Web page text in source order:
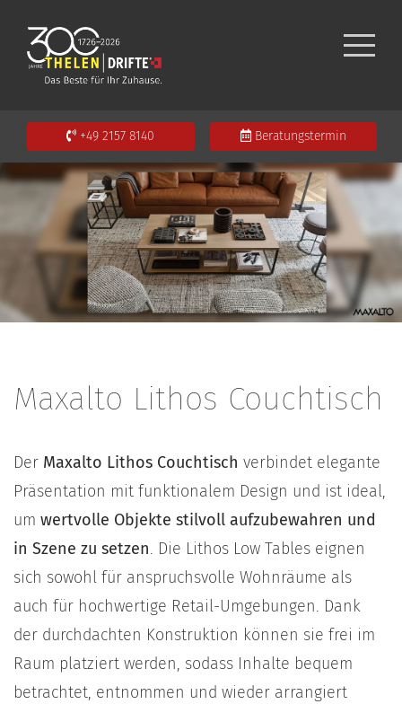
+49 2157 8140 Beratungstermin
Maxalto Lithos Couchtisch
Der Maxalto Lithos Couchtisch verbindet elegante
Präsentation mit funktionalem Design und ist ideal,
um wertvolle Objekte stilvoll aufzubewahren und
in Szene zu setzen. Die Lithos Low Tables eignen
sich sowohl für anspruchsvolle Wohnräume als
auch für hochwertige Retail-Umgebungen. Dank
der durchdachten Konstruktion können sie frei im
Raum platziert werden, sodass Inhalte bequem
betrachtet, entnommen und wieder arrangiert